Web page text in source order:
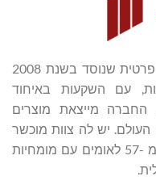
איתיחאד Ittihad הוא עסק בבעלות פרטית שנוסד בשנת 2008
עם השקעות באיחוד
החברה מייצאת מוצרים
ברחבי העולם. יש לה צוות מוכשר
של יותר מ -8,000 חברים מלמעלה מ -57 לאומים עם מומחיות